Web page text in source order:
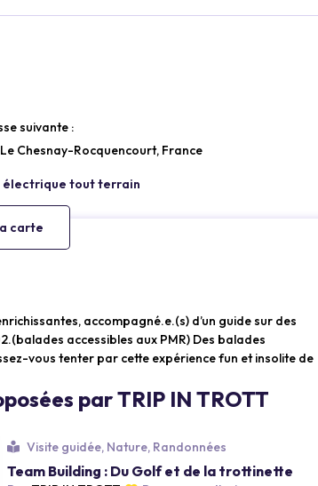
suivante :
Chesnay-Rocquencourt, France
carte
accompagné.e.(s) d’un guide sur des
accessibles aux PMR) Des balades
vous tenter par cette expérience fun et insolite de
par TRIP IN TROTT
Loading...
Visite guidée, Nature, Randonnées
Team Building : Du Golf et de la trottinette